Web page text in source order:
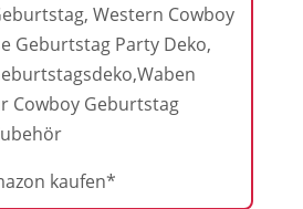
Western Cowboy
Geburtstag Party Deko,
Cowboy Geburtstag